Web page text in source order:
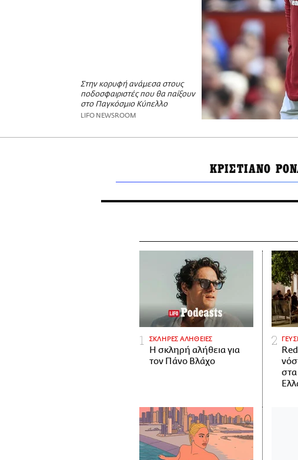
Στην κορυφή ανάμεσα στους
ποδοσφαιριστές που θα παίξουν
στο Παγκόσμιο Κύπελλο
LIFO NEWSROOM
ΚΡΙΣΤΙΑΝΟ
ΣΚΛΗΡΕΣ ΑΛΗΘΕΙΕΣ
H σκληρή αλήθεια για
τον Πάνο Βλάχο
στα